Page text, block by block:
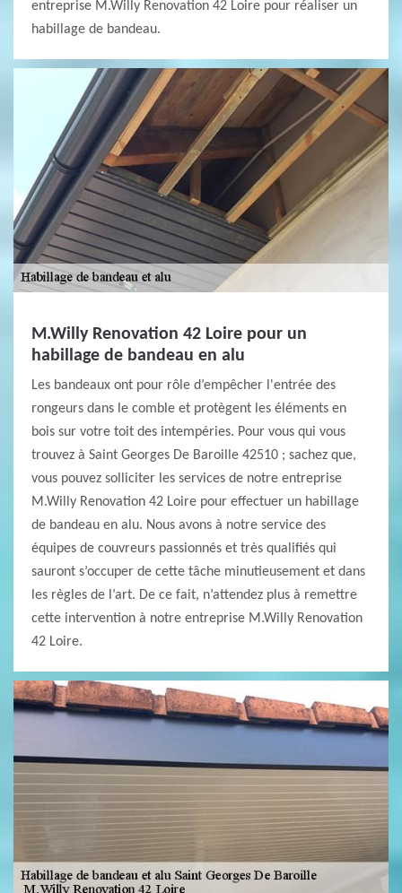
entreprise M.Willy Renovation 42 Loire pour réaliser un
habillage de bandeau.
M.Willy Renovation 42 Loire pour un
habillage de bandeau en alu
Les bandeaux ont pour rôle d’empêcher l'entrée des
rongeurs dans le comble et protègent les éléments en
bois sur votre toit des intempéries. Pour vous qui vous
trouvez à Saint Georges De Baroille 42510 ; sachez que,
vous pouvez solliciter les services de notre entreprise
M.Willy Renovation 42 Loire pour effectuer un habillage
de bandeau en alu. Nous avons à notre service des
équipes de couvreurs passionnés et très qualifiés qui
sauront s’occuper de cette tâche minutieusement et dans
les règles de l’art. De ce fait, n’attendez plus à remettre
cette intervention à notre entreprise M.Willy Renovation
42 Loire.